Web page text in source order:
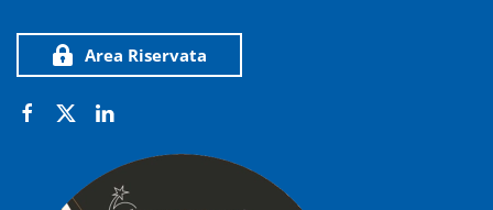
Area Riservata